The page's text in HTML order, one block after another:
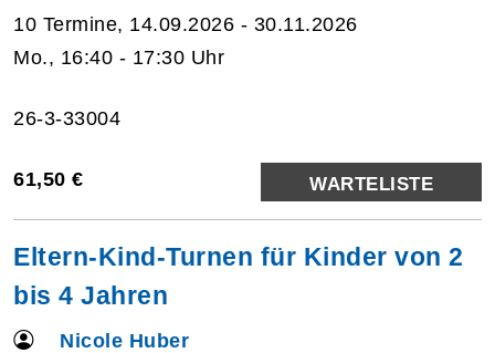
10 Termine, 14.09.2026 - 30.11.2026
Mo., 16:40 - 17:30 Uhr
26-3-33004
61,50 € WARTELISTE
Eltern-Kind-Turnen für Kinder von 2
bis 4 Jahren
Nicole Huber